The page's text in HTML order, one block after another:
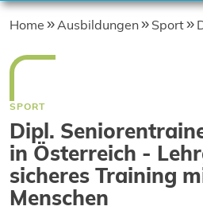
Home Ausbildungen Sport
SPORT
Dipl.
in Österreich -
sicheres Training
Menschen